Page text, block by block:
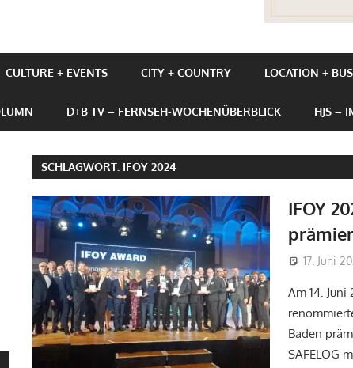
CULTURE + EVENTS CITY + COUNTRY LOCATION +
D+B TV – FERNSEH-WOCHENÜBERBLICK HJS –
SCHLAGWORT: IFOY 2024
IFOY
17. Juni
Am 14.
Baden
SAFELOG